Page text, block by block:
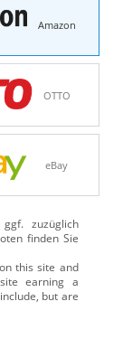
Amazon
OTTO
eBay
zuzüglich
finden Sie